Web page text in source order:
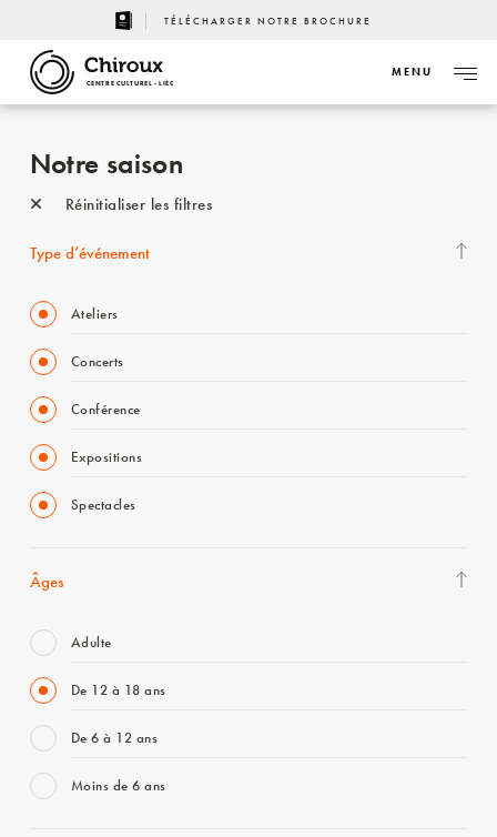
TÉLÉCHARGER NOTRE BROCHURE
CENTRE CULTUREL - LIÈGE
MENU
Notre saison
Réinitialiser les filtres
Type d’événement
Ateliers
Concerts
Conférence
Expositions
Spectacles
Âges
Adulte
De 12 à 18 ans
De 6 à 12 ans
Moins de 6 ans